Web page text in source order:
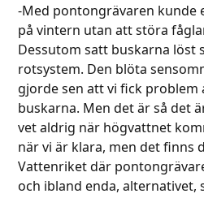
-Med pontongrävaren kunde
på vintern utan att störa
Dessutom satt buskarna löst
rotsystem. Den blöta
gjorde sen att vi fick
buskarna. Men det är så det
vet aldrig när högvattnet
när vi är klara, men det finns
Vattenriket där
och ibland enda, alternativet,